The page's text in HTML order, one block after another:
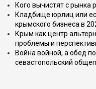
Кого вычистят с рынка
Кладбище юрлиц или
крымского бизнеса в
Крым как центр
проблемы и
Война войной, а обед
севастопольский